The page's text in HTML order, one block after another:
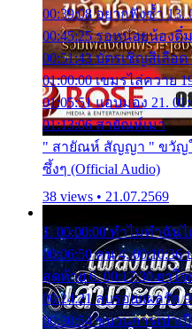
00:39:08 อยากฟังซ้ำ 13.
00:45:25 รอหน่อยน้องติ๋
00:51:43 บัตรเชิญสีเลือด
01:00:00 เขมรไล่ควาย
01:05:51 แอบมอง 21.
01:13:06 สายัณห์เมา
" สายัณห์ สัญญา " ขวัญใ
ซึ้งๆ (Official Audio)
38 views • 21.07.2569
1. 00:00:00 ทำไมทำฉัน
00:06:50 คน 4.
สุดท้าย 6. 00:17:30 ยาใ
00:24:21 ลบรอยแผลรัก
00:30:54 ขบวนการเปาเ